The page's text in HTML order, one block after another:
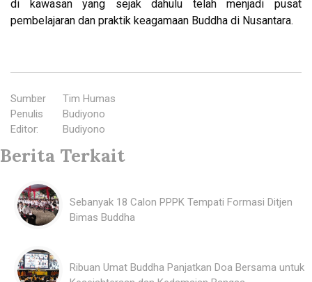
di kawasan yang sejak dahulu telah menjadi pusat
pembelajaran dan praktik keagamaan Buddha di Nusantara.
Sumber
:
Tim Humas
Penulis
:
Budiyono
Editor: Budiyono
Berita Terkait
Sebanyak 18 Calon PPPK Tempati Formasi Ditjen
Bimas Buddha
Ribuan Umat Buddha Panjatkan Doa Bersama untuk